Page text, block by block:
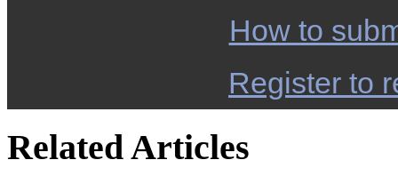
How to
Register to
Related Articles